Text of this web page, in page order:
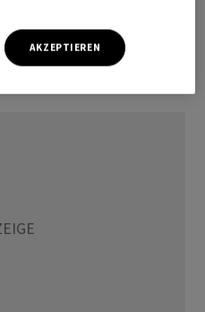
Luftfahrt sowie für
unterstützen,
AKZEPTIEREN